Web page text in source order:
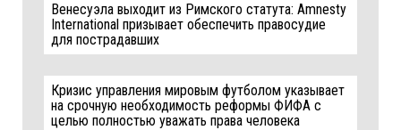
Венесуэла выходит из Римского статута: Amnesty
International призывает обеспечить правосудие
для пострадавших
Кризис управления мировым футболом указывает
на срочную необходимость реформы ФИФА с
целью полностью уважать права человека